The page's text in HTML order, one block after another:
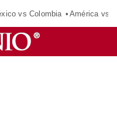
vs Colombia América vs